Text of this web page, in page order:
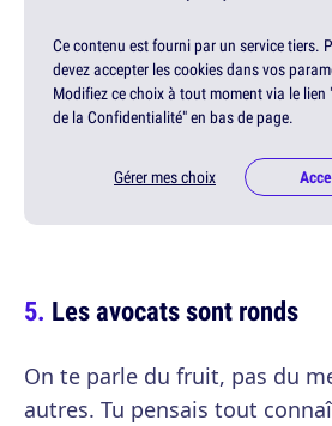
Ce contenu est fourni par un service tiers.
devez accepter les cookies dans vos
Modifiez ce choix à tout moment via le lien
de la Confidentialité" en bas de page.
Gérer mes choix
Les avocats sont ronds
On te parle du fruit, pas du
autres. Tu pensais tout